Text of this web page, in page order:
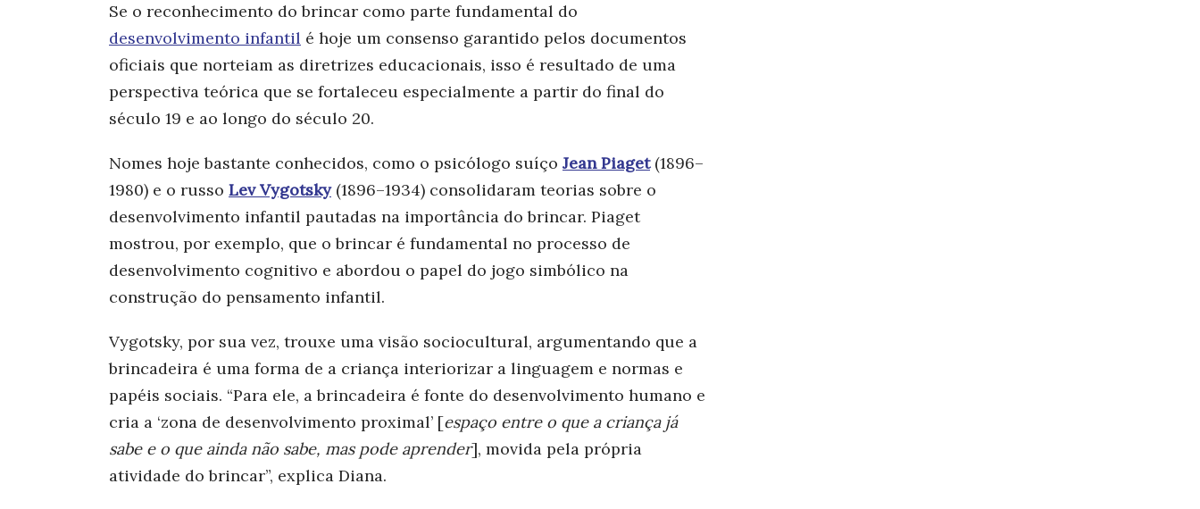
Se o reconhecimento do brincar como parte fundamental do
desenvolvimento infantil é hoje um consenso garantido pelos documentos
oficiais que norteiam as diretrizes educacionais, isso é resultado de uma
perspectiva teórica que se fortaleceu especialmente a partir do final do
século 19 e ao longo do século 20.
Nomes hoje bastante conhecidos, como o psicólogo suíço Jean Piaget(1896–
1980) e o russo Lev Vygotsky(1896–1934) consolidaram teorias sobre o
desenvolvimento infantil pautadas na importância do brincar. Piaget
mostrou, por exemplo, que o brincar é fundamental no processo de
desenvolvimento cognitivo e abordou o papel do jogo simbólico na
construção do pensamento infantil.
Vygotsky, por sua vez, trouxe uma visão sociocultural, argumentando que a
brincadeira é uma forma de a criança interiorizar a linguagem e normas e
papéis sociais. “Para ele, a brincadeira é fonte do desenvolvimento humano e
cria a ‘zona de desenvolvimento proximal’ [espaço entre o que a criança já
sabe e o que ainda não sabe, mas pode aprender], movida pela própria
atividade do brincar”, explica Diana.